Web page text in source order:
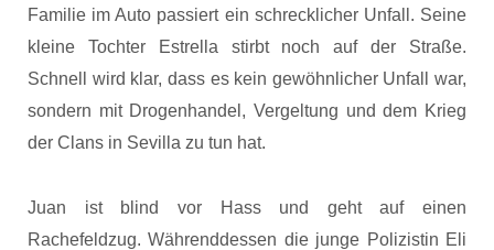
Familie im Auto passiert ein schrecklicher Unfall. Seine
kleine Tochter Estrella stirbt noch auf der Straße.
Schnell wird klar, dass es kein gewöhnlicher Unfall war,
sondern mit Drogenhandel, Vergeltung und dem Krieg
der Clans in Sevilla zu tun hat.
Juan ist blind vor Hass und geht auf einen
Rachefeldzug. Währenddessen die junge Polizistin Eli